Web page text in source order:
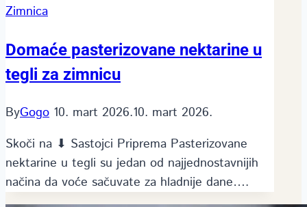
Zimnica
Domaće pasterizovane nektarine u
tegli za zimnicu
ByGogo 10. mart 2026.10. mart 2026.
Skoči na ⬇ Sastojci Priprema Pasterizovane
nektarine u tegli su jedan od najjednostavnijih
načina da voće sačuvate za hladnije dane….